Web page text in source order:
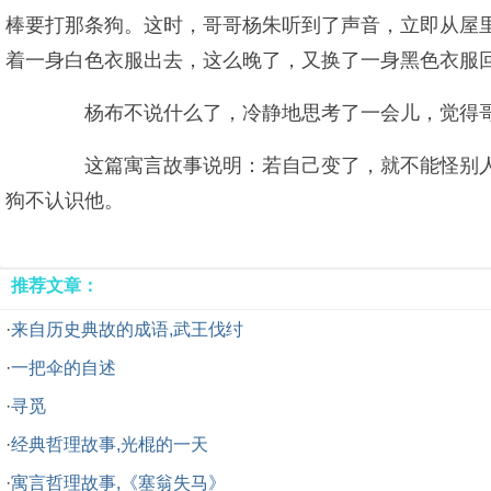
棒要打那条狗。这时，哥哥杨朱听到了声音，立即从
着一身白色衣服出去，这么晚了，又换了一身黑色衣
杨布不说什么了，冷静地思考了一会儿，觉得
这篇寓言故事说明：若自己变了，就不能怪别
狗不认识他。
推荐文章：
·来自历史典故的成语,武王伐纣
·一把伞的自述
·寻觅
·经典哲理故事,光棍的一天
·寓言哲理故事,《塞翁失马》